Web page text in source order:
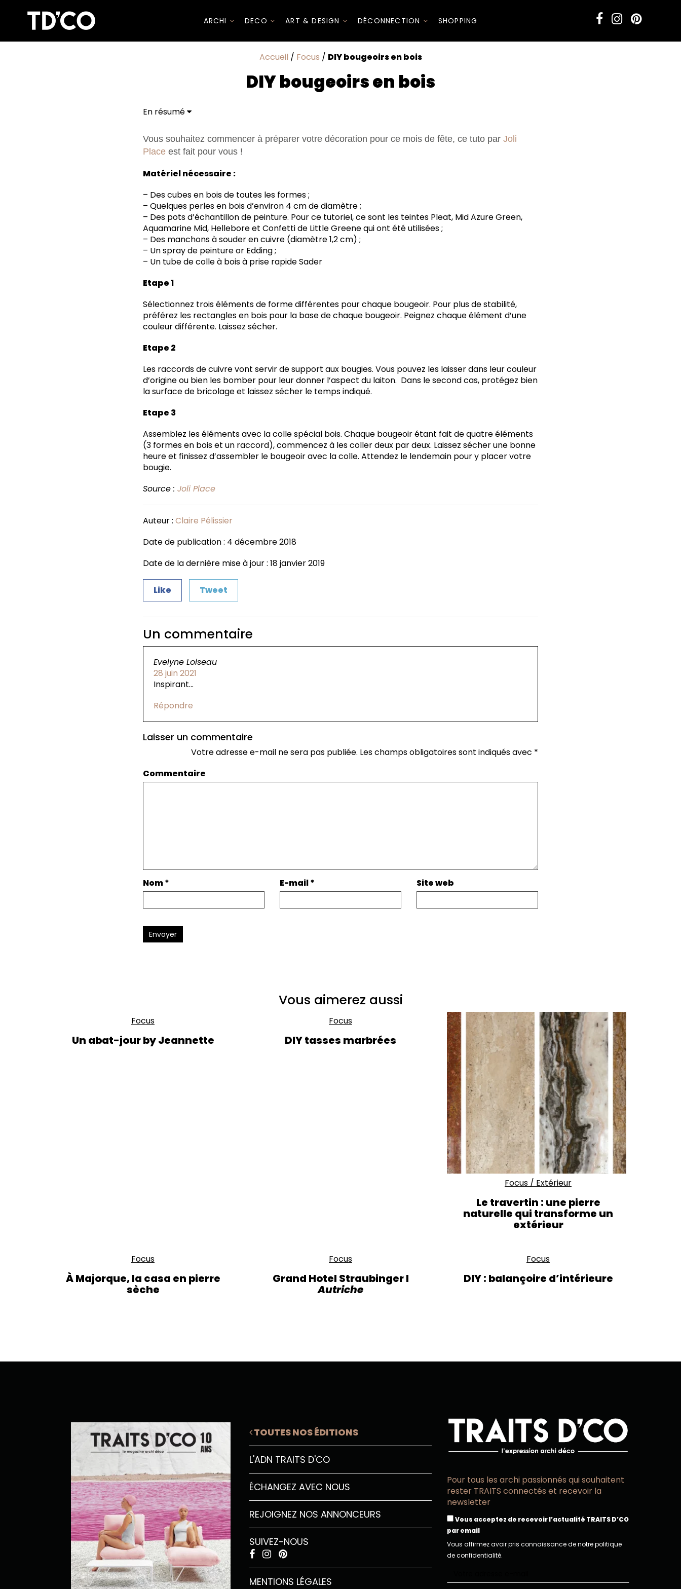
ARCHI DECO ART & DESIGN DÉCONNECTION SHOPPING
Accueil / Focus / DIY bougeoirs en bois
DIY bougeoirs en bois
En résumé
Vous souhaitez commencer à préparer votre décoration pour ce mois de fête, ce tuto par Joli
Place est fait pour vous !
Matériel nécessaire :
– Des cubes en bois de toutes les formes ;
– Quelques perles en bois d’environ 4 cm de diamètre ;
– Des pots d’échantillon de peinture. Pour ce tutoriel, ce sont les teintes Pleat, Mid Azure Green,
Aquamarine Mid, Hellebore et Confetti de Little Greene qui ont été utilisées ;
– Des manchons à souder en cuivre (diamètre 1,2 cm) ;
– Un spray de peinture or Edding ;
– Un tube de colle à bois à prise rapide Sader
Etape 1
Sélectionnez trois éléments de forme différentes pour chaque bougeoir. Pour plus de stabilité,
préférez les rectangles en bois pour la base de chaque bougeoir. Peignez chaque élément d’une
couleur différente. Laissez sécher.
Etape 2
Les raccords de cuivre vont servir de support aux bougies. Vous pouvez les laisser dans leur couleur
d’origine ou bien les bomber pour leur donner l’aspect du laiton. Dans le second cas, protégez bien
la surface de bricolage et laissez sécher le temps indiqué.
Etape 3
Assemblez les éléments avec la colle spécial bois. Chaque bougeoir étant fait de quatre éléments
(3 formes en bois et un raccord), commencez à les coller deux par deux. Laissez sécher une bonne
heure et finissez d’assembler le bougeoir avec la colle. Attendez le lendemain pour y placer votre
bougie.
Source : Joli Place
Auteur : Claire Pélissier
Date de publication : 4 décembre 2018
Date de la dernière mise à jour : 18 janvier 2019
Like Tweet
Un commentaire
Evelyne Loiseau
28 juin 2021
Inspirant…
Répondre
Laisser un commentaire
Votre adresse e-mail ne sera pas publiée. Les champs obligatoires sont indiqués avec *
Commentaire
Nom* E-mail* Site web
Envoyer
Vous aimerez aussi
Focus
Un abat-jour by Jeannette
Focus
DIY tasses marbrées
Focus / Extérieur
Le travertin : une pierre
naturelle qui transforme un
extérieur
Focus
À Majorque, la casa en pierre
sèche
Focus
Grand Hotel Straubinger I
Autriche
Focus
DIY : balançoire d’intérieure
TOUTES NOS ÉDITIONS
L'ADN TRAITS D'CO
ÉCHANGEZ AVEC NOUS
REJOIGNEZ NOS ANNONCEURS
SUIVEZ-NOUS
MENTIONS LÉGALES
Pour tous les archi passionnés qui souhaitent
rester TRAITS connectés et recevoir la
newsletter
Vous acceptez de recevoir l’actualité TRAITS D’CO
par email
Vous affirmez avoir pris connaissance de notre politique
de confidentialité.